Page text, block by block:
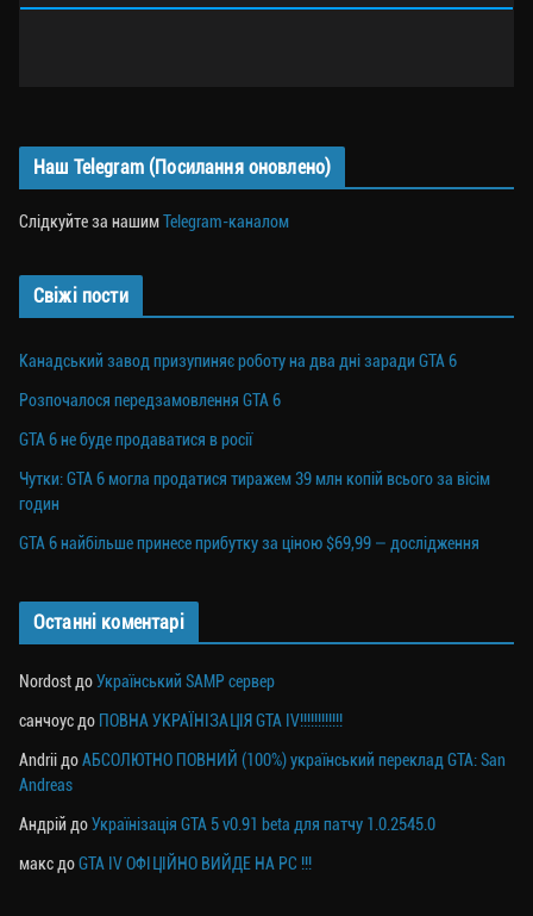
Наш Telegram (Посилання оновлено)
Слідкуйте за нашимTelegram-каналом
Свіжі пости
Канадський завод призупиняє роботу на два дні заради GTA 6
Розпочалося передзамовлення GTA 6
GTA 6 не буде продаватися в росії
Чутки: GTA 6 могла продатися тиражем 39 млн копій всього за вісім
годин
GTA 6 найбільше принесе прибутку за ціною $69,99 — дослідження
Останні коментарі
Nordost доУкраїнський SAMP сервер
санчоус до ПОВНА УКРАЇНІЗАЦІЯ GTA IV!!!!!!!!!!!!
Andrii доАБСОЛЮТНО ПОВНИЙ (100%) український переклад GTA: San
Andreas
Андрій доУкраїнізація GTA 5 v0.91 beta для патчу 1.0.2545.0
макс доGTA IV ОФІЦІЙНО ВИЙДЕ НА PC !!!